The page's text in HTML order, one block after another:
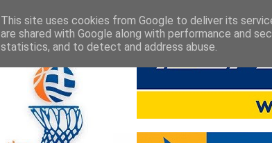
This site uses cookies from Google to deliver its
are shared with Google along with performance and
statistics, and to detect and address abuse.